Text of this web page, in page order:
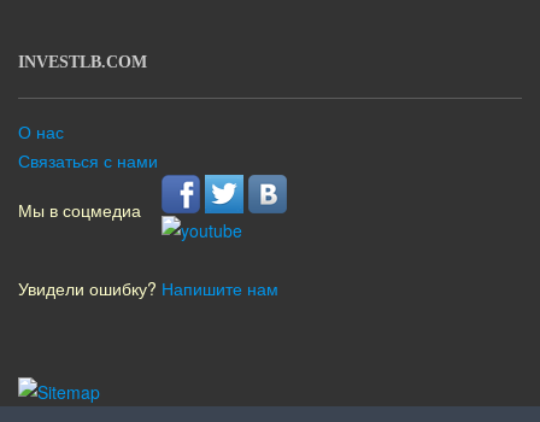
INVESTLB.COM
О нас
Связаться с нами
Мы в соцмедиа
Увидели ошибку? Напишите нам